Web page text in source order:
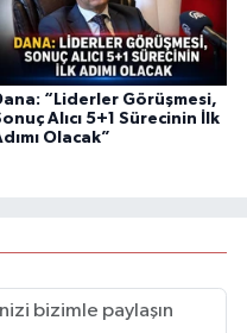
“Liderler Görüşmesi,
Alıcı 5+1 Sürecinin İlk
Olacak”